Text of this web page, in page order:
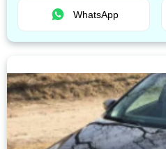
WhatsApp